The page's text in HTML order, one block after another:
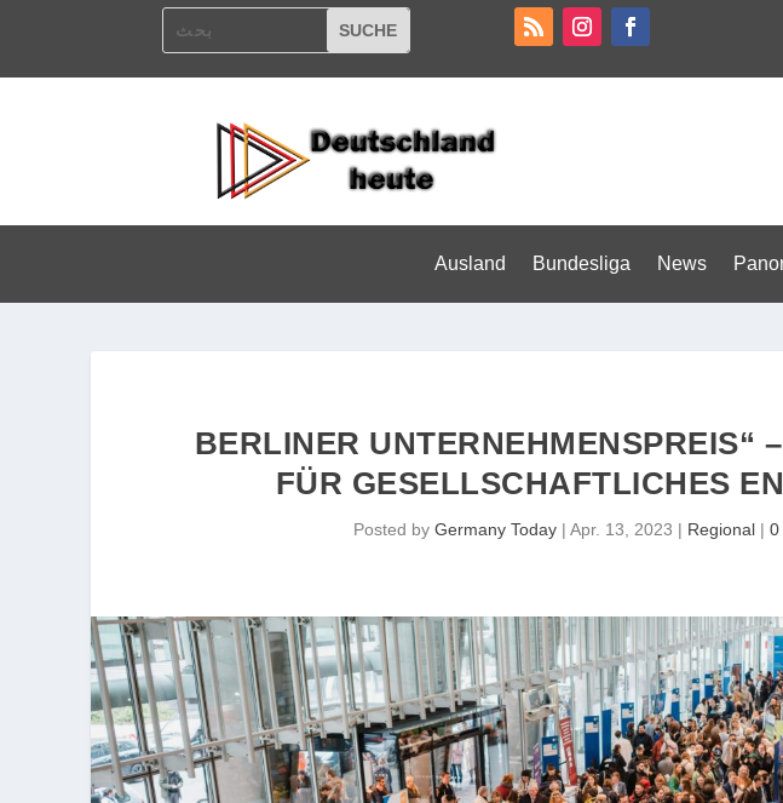
Ausland Bundesliga News
BERLINER UNTERNEHMENSPREIS“
FÜR GESELLSCHAFTLICHES
Posted by Germany Today| Apr. 13, 2023 | Regional| 0